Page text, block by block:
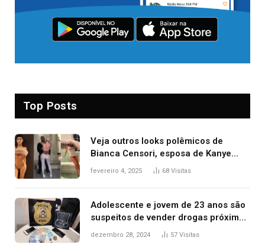
Top Posts
Veja outros looks polêmicos de
Bianca Censori, esposa de Kanye
West que apareceu nua no Grammy
fevereiro 4, 2025 68 Visitas
Adolescente e jovem de 23 anos são
suspeitos de vender drogas próximo
de delegacia e escola, diz polícia
dezembro 28, 2024 57 Visitas